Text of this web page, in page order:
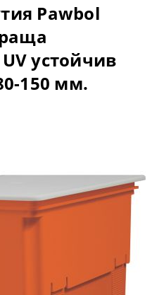
Pawbol
устойчив
150 мм.